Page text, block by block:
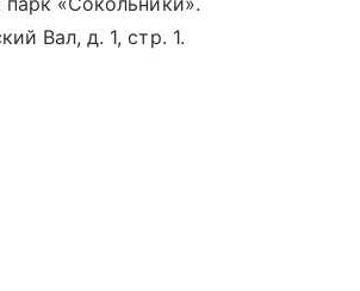
Вал, д. 1, стр. 1.